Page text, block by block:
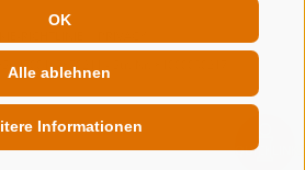
inhalten, ihre entscheidungen zum
übermitteln, abgleichung und
unterschiedlichen quellen, verknüpfung
identifikation von endgeräten anhand
informationen, verwendung genauer
von aktiv angeforderten
Es steht Ihnen frei, Ihre Zustimmung zu
zu widerrufen, ohne dass dies zu
OK
Alle ablehnen
Informationen
IT00167870211 - Str. Nr. 81000090217
QUICKLINKS